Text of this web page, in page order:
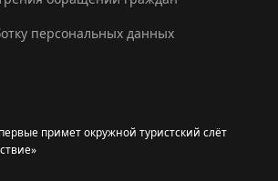
персональных данных
примет окружной туристский слёт